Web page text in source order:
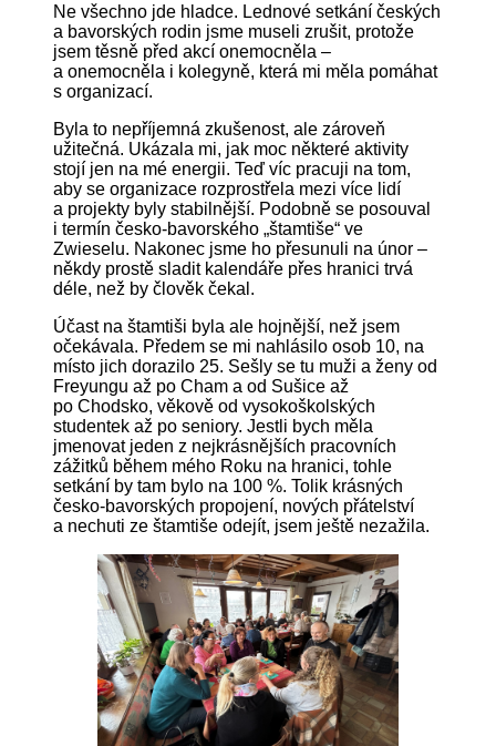
Ne všechno jde hladce. Lednové setkání českých
a bavorských rodin jsme museli zrušit, protože
jsem těsně před akcí onemocněla –
a onemocněla i kolegyně, která mi měla pomáhat
s organizací.
Byla to nepříjemná zkušenost, ale zároveň
užitečná. Ukázala mi, jak moc některé aktivity
stojí jen na mé energii. Teď víc pracuji na tom,
aby se organizace rozprostřela mezi více lidí
a projekty byly stabilnější. Podobně se posouval
i termín česko-bavorského „štamtiše“ ve
Zwieselu. Nakonec jsme ho přesunuli na únor –
někdy prostě sladit kalendáře přes hranici trvá
déle, než by člověk čekal.
Účast na štamtiši byla ale hojnější, než jsem
očekávala. Předem se mi nahlásilo osob 10, na
místo jich dorazilo 25. Sešly se tu muži a ženy od
Freyungu až po Cham a od Sušice až
po Chodsko, věkově od vysokoškolských
studentek až po seniory. Jestli bych měla
jmenovat jeden z nejkrásnějších pracovních
zážitků během mého Roku na hranici, tohle
setkání by tam bylo na 100 %. Tolik krásných
česko-bavorských propojení, nových přátelství
a nechuti ze štamtiše odejít, jsem ještě nezažila.